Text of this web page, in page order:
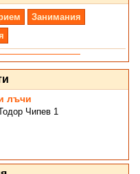
Занимания
лъчи
Чипев 1